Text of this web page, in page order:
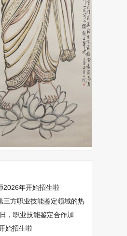
2026年开始招生啦
三方职业技能鉴定领域的热
，职业技能鉴定合作加
！
始招生啦